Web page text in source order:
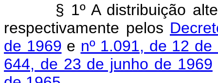
§ 1º A distribuição
respectivamente pelos
de 1969 e nº 1.091, de 12
644, de 23 de junho de 1969